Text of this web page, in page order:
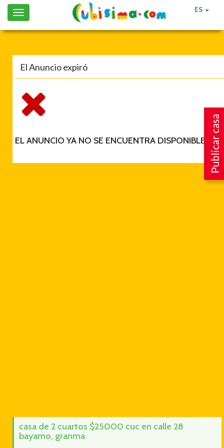
ES
Toggle
navigation
Publicar casa
El Anuncio expiró
EL ANUNCIO YA NO SE ENCUENTRA DISPONIBLE.
casa de 2 cuartos $25000 cuc en calle 28
bayamo, granma